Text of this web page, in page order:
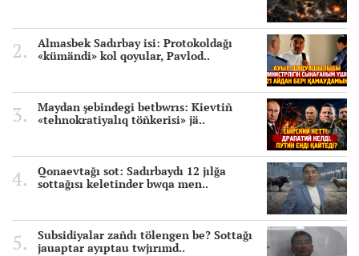
Almasbek Sadırbay isi: Protokoldağı
«kümändi» kol qoyular, Pavlod..
Maydan şebindegi betbwrıs: Kievtiñ
«tehnokratiyalıq töñkerisi» jä..
Qonaevtağı sot: Sadırbaydı 12 jılğa
sottağısı keletinder bwqa men..
Subsidiyalar zañdı tölengen be? Sottağı
jauaptar ayıptau twjırımd..